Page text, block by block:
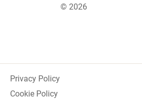
© 2026
Privacy Policy
Cookie Policy